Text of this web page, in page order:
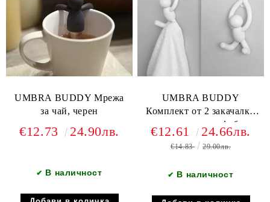
UMBRA BUDDY Мрежа
за чай, черен
€12.73 24.90лв.
✔ В наличност
UMBRA BUDDY
Комплект от 2 закачалки
за врата на шкаф, бял
€12.61 24.66лв.
€14.83 29.00лв.
✔ В наличност